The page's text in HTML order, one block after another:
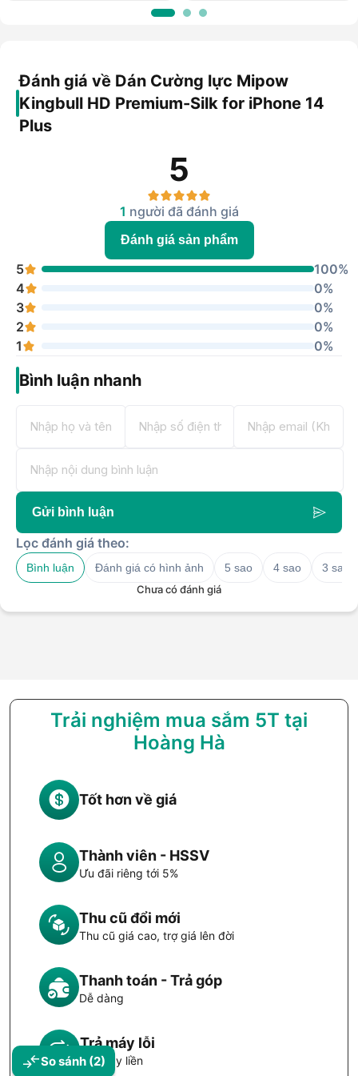
So sánh (2)
Đánh giá về Dán Cường lực Mipow
Kingbull HD Premium-Silk for iPhone 14
Plus
5
1 người đã đánh giá
Đánh giá sản phẩm
5
100%
4
0%
3
0%
2
0%
1
0%
Bình luận nhanh
Gửi bình luận
Lọc đánh giá theo:
Bình luận Đánh giá có hình ảnh 5 sao 4 sao
3 sao
Chưa có đánh giá
Trải nghiệm mua sắm 5T tại
Hoàng Hà
Tốt hơn về giá
Thành viên - HSSV
Ưu đãi riêng tới 5%
Thu cũ đổi mới
Thu cũ giá cao, trợ giá lên đời
Thanh toán - Trả góp
Dễ dàng
Trả máy lỗi
Đổi máy liền